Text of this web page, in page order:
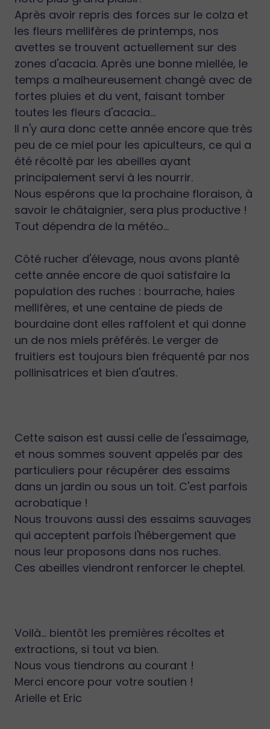
Après avoir repris des forces sur le colza et
les fleurs mellifères de printemps, nos
avettes se trouvent actuellement sur des
zones d'acacia. Après une bonne miellée, le
temps a malheureusement changé avec de
fortes pluies et du vent, faisant tomber
toutes les fleurs d'acacia...
Il n'y aura donc cette année encore que très
peu de ce miel pour les apiculteurs, ce qui a
été récolté par les abeilles ayant
principalement servi à les nourrir.
Nous espérons que la prochaine floraison, à
savoir le châtaignier, sera plus productive !
Tout dépendra de la météo...
Côté rucher d'élevage, nous avons planté
cette année encore de quoi satisfaire la
population des ruches : bourrache, haies
mellifères, et une centaine de pieds de
bourdaine dont elles raffolent et qui donne
un de nos miels préférés. Le verger de
fruitiers est toujours bien fréquenté par nos
pollinisatrices et bien d'autres.
Cette saison est aussi celle de l'essaimage,
et nous sommes souvent appelés par des
particuliers pour récupérer des essaims
dans un jardin ou sous un toit. C'est parfois
acrobatique !
Nous trouvons aussi des essaims sauvages
qui acceptent parfois l'hébergement que
nous leur proposons dans nos ruches.
Ces abeilles viendront renforcer le cheptel.
Voilà... bientôt les premières récoltes et
extractions, si tout va bien.
Nous vous tiendrons au courant !
Merci encore pour votre soutien !
Arielle et Eric